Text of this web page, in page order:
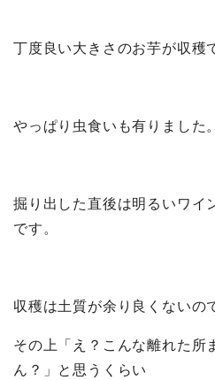
丁度良い大きさのお芋が収穫
やっぱり虫食いも有りました。
掘り出した直後は明るいワイ
です。
収穫は土質が余り良くないの
その上「え？こんな離れた所
ん？」と思うくらい